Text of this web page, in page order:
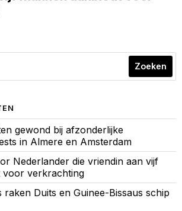
Zoeken
gewond bij afzonderlijke
in Almere en Amsterdam
Nederlander die vriendin aan vijf
voor verkrachting
raken Duits en Guinee-Bissaus schip